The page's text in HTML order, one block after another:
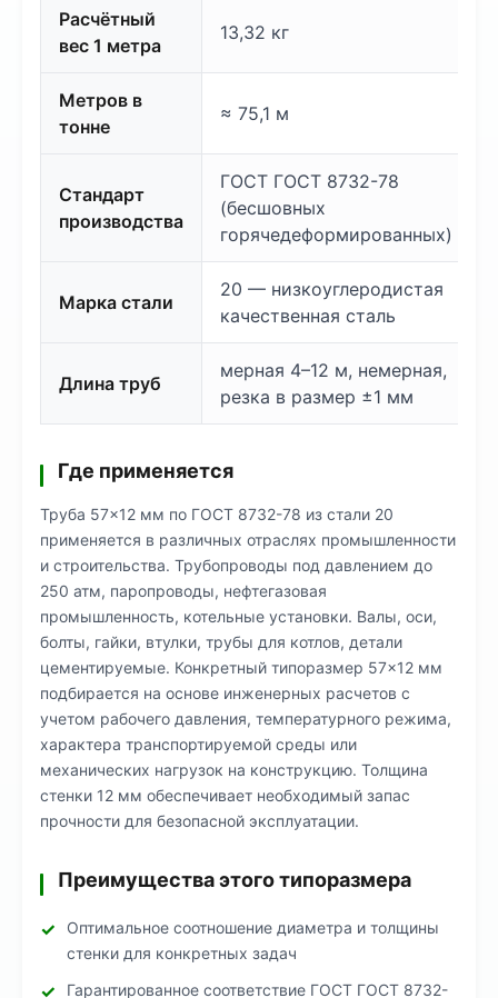
Расчётный
вес 1 метра
13,32 кг
Метров в
тонне
≈ 75,1 м
Стандарт
производства
ГОСТ ГОСТ 8732-78
(бесшовных
горячедеформированных)
Марка стали
20 — низкоуглеродистая
качественная сталь
Длина труб
мерная 4–12 м, немерная,
резка в размер ±1 мм
Где применяется
Труба 57×12 мм по ГОСТ 8732-78 из стали 20
применяется в различных отраслях промышленности
и строительства. Трубопроводы под давлением до
250 атм, паропроводы, нефтегазовая
промышленность, котельные установки. Валы, оси,
болты, гайки, втулки, трубы для котлов, детали
цементируемые. Конкретный типоразмер 57×12 мм
подбирается на основе инженерных расчетов с
учетом рабочего давления, температурного режима,
характера транспортируемой среды или
механических нагрузок на конструкцию. Толщина
стенки 12 мм обеспечивает необходимый запас
прочности для безопасной эксплуатации.
Преимущества этого типоразмера
Оптимальное соотношение диаметра и толщины
стенки для конкретных задач
Гарантированное соответствие ГОСТ ГОСТ 8732-